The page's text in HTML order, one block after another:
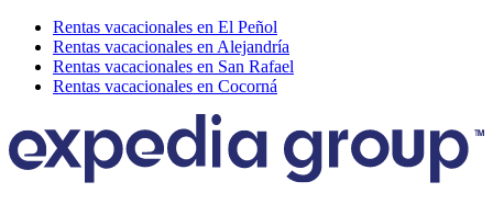
Rentas vacacionales en El Peñol
Rentas vacacionales en Alejandría
Rentas vacacionales en San Rafael
Rentas vacacionales en Cocorná